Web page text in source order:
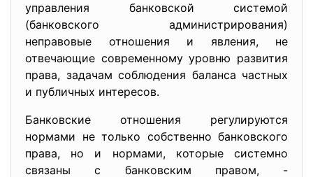
управления банковской системой
(банковского администрирования)
неправовые отношения и явления, не
отвечающие современному уровню развития
права, задачам соблюдения баланса частных
и публичных интересов.
Банковские отношения регулируются
нормами не только собственно банковского
права, но и нормами, которые системно
связаны с банковским правом, -